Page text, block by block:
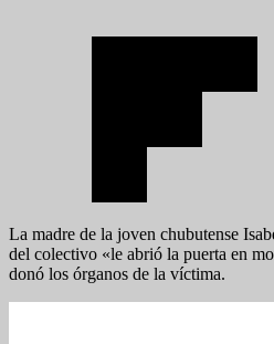
La madre de la joven chubutense
del colectivo «le abrió la puerta en
donó los órganos de la víctima.